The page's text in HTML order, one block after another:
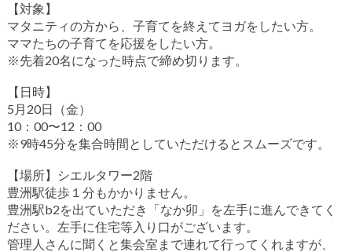
【対象】
マタニティの方から、子育てを終えてヨガをしたい方。
ママたちの子育てを応援をしたい方。
※先着20名になった時点で締め切ります。
【日時】
5月20日（金）
10：00〜12：00
※9時45分を集合時間としていただけるとスムーズです。
【場所】シエルタワー2階
豊洲駅徒歩１分もかかりません。
豊洲駅b2を出ていただき「なか卯」を左手に進んできてく
ださい。左手に住宅等入り口がございます。
管理人さんに聞くと集会室まで連れて行ってくれますが、